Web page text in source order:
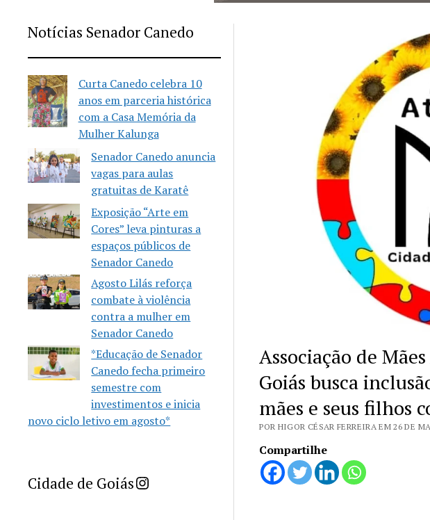
Notícias Senador Canedo
Curta Canedo celebra 10
anos em parceria histórica
com a Casa Memória da
Mulher Kalunga
Senador Canedo anuncia
vagas para aulas
gratuitas de Karatê
Exposição “Arte em
Cores” leva pinturas a
espaços públicos de
Senador Canedo
Agosto Lilás reforça
combate à violência
contra a mulher em
Senador Canedo
*Educação de Senador
Canedo fecha primeiro
semestre com
investimentos e inicia
novo ciclo letivo em agosto*
Cidade de GoiásImprensa Criativa da Cidade de Goiás
Associação de
Goiás busca
mães e seus filhos
POR HIGOR CÉSAR FERREIRA EM 26 DE
Compartilhe